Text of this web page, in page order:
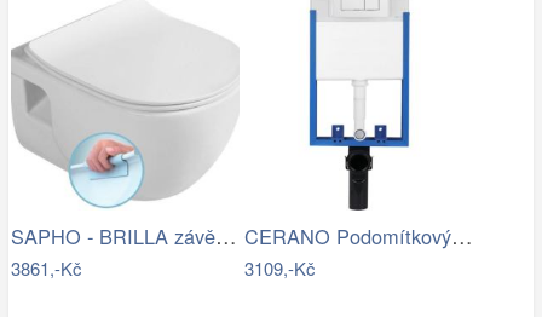
SAPHO - BRILLA závěsná WC mísa, Rimless…
3861,-Kč
CERANO Podomítkový WC set, modul, WC…
3109,-Kč